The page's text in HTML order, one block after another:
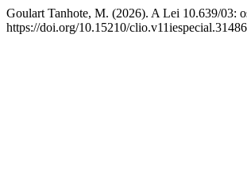
Goulart Tanhote, M. (2026). A Lei 10.639/03:
https://doi.org/10.15210/clio.v11iespecial.31486